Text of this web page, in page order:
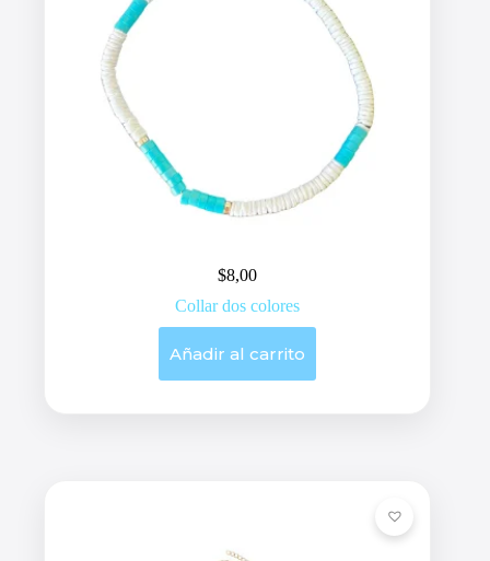
$8,00
Collar dos colores
Añadir al carrito